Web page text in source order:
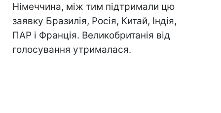
Німеччина, між тим підтримали цю
заявку Бразилія, Росія, Китай, Індія,
ПАР і Франція. Великобританія від
голосування утрималася.